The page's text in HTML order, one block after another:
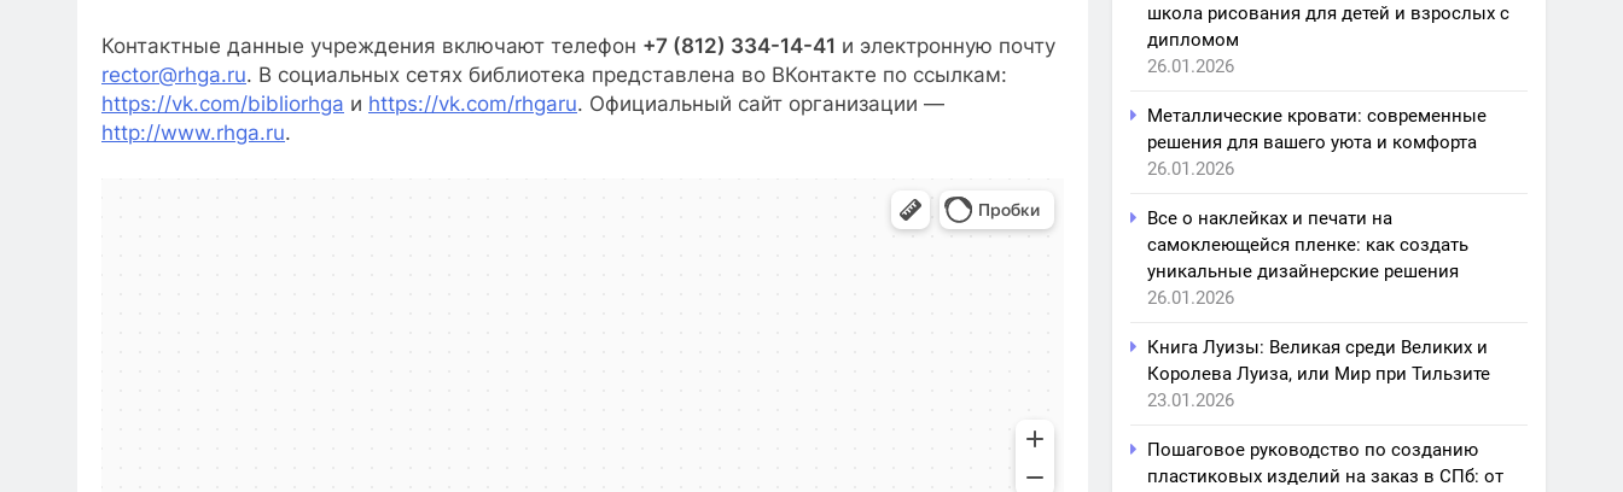
Контактные данные учреждения включают телефон +7 (812) 334-14-41 и электронную почту
rector@rhga.ru. В социальных сетях библиотека представлена во ВКонтакте по ссылкам:
https://vk.com/bibliorhga и https://vk.com/rhgaru. Официальный сайт организации —
http://www.rhga.ru.
школа рисования для детей и взрослых с
дипломом
26.01.2026
Металлические кровати: современные
решения для вашего уюта и комфорта
26.01.2026
Все о наклейках и печати на
самоклеющейся пленке: как создать
уникальные дизайнерские решения
26.01.2026
Книга Луизы: Великая среди Великих и
Королева Луиза, или Мир при Тильзите
23.01.2026
Пошаговое руководство по созданию
пластиковых изделий на заказ в СПб: от